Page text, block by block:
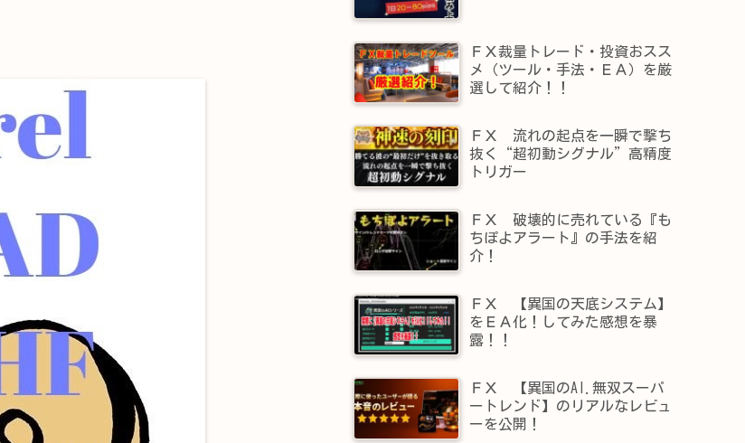
ＦＸ裁量トレード・投資おスス
メ（ツール・手法・ＥＡ）を厳
選して紹介！！
ＦＸ 流れの起点を一瞬で撃ち
抜く“超初動シグナル”高精度
トリガー
ＦＸ 破壊的に売れている『も
ちぽよアラート』の手法を紹
介！
ＦＸ 【異国の天底システム】
をＥＡ化！してみた感想を暴
露！！
ＦＸ 【異国のAI.無双スーパ
ートレンド】​のリアルなレビュ
ーを公開！